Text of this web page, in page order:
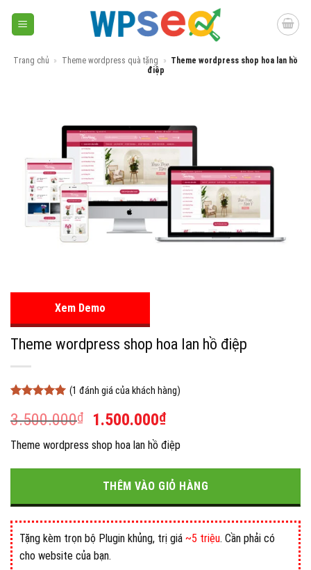
Trang chủ » Theme wordpress quà tặng » Theme wordpress shop hoa lan hồ
điệp
Xem Demo
Theme wordpress shop hoa lan hồ điệp
dựa trên
đánh giá
(1 đánh giá của khách hàng)
3.500.000₫
Giá
gốc
là:
3.500.000₫.
1.500.000₫Giá
hiện
tại
là:
1.500.000₫.
Theme wordpress shop hoa lan hồ điệp
THÊM VÀO GIỎ HÀNG
Tặng kèm trọn bộ Plugin khủng, trị giá ~5 triệu. Cần phải có
cho website của bạn.